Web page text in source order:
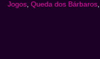
Jogos, Queda dos Bárbaros,